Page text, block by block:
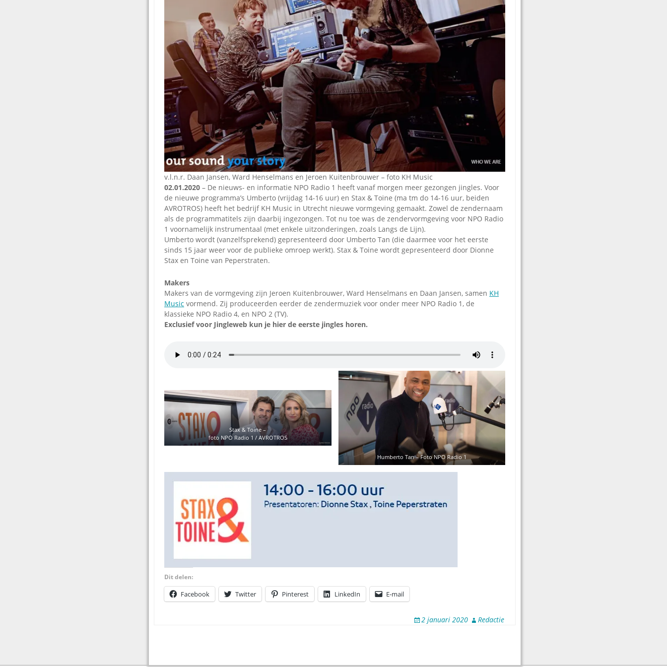
Omroepbanden
Stoomfluit Klaas
Vaak
Uitvinding
jinglecassette
v.l.n.r. Daan Jansen, Ward Henselmans en Jeroen Kuitenbrouwer – foto KH Music
02.01.2020 – De nieuws- en informatie NPO Radio 1 heeft vanaf morgen meer gezongen jingles. Voor
de nieuwe programma’s Umberto (vrijdag 14-16 uur) en Stax & Toine (ma tm do 14-16 uur, beiden
AVROTROS) heeft het bedrijf KH Music in Utrecht nieuwe vormgeving gemaakt. Zowel de zendernaam
als de programmatitels zijn daarbij ingezongen. Tot nu toe was de zendervormgeving voor NPO Radio
1 voornamelijk instrumentaal (met enkele uitzonderingen, zoals Langs de Lijn).
Umberto wordt (vanzelfsprekend) gepresenteerd door Umberto Tan (die daarmee voor het eerste
sinds 15 jaar weer voor de publieke omroep werkt). Stax & Toine wordt gepresenteerd door Dionne
Stax en Toine van Peperstraten.
Makers
Makers van de vormgeving zijn Jeroen Kuitenbrouwer, Ward Henselmans en Daan Jansen, samen KH
Music vormend. Zij produceerden eerder de zendermuziek voor onder meer NPO Radio 1, de
klassieke NPO Radio 4, en NPO 2 (TV).
Exclusief voor Jingleweb kun je hier de eerste jingles horen.
Stax & Toine –
foto NPO Radio 1 / AVROTROS
Humberto Tan – Foto NPO Radio 1
Dit delen:
Facebook Twitter Pinterest LinkedIn E-mail
2 januari 2020 Redactie